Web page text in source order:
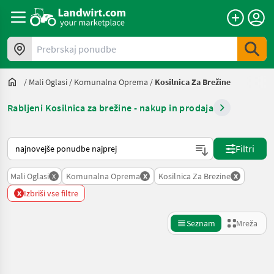
Prebrskaj ponudbe
/ Mali Oglasi / Komunalna Oprema / Kosilnica Za Brežine
Rabljeni Kosilnica za brežine - nakup in prodaja
Tako je razvrščeno na Landwirt.com
Filtri
Mali Oglasi x Komunalna Oprema x Kosilnica Za Brezine x
x Izbriši vse filtre
Seznam Mreža